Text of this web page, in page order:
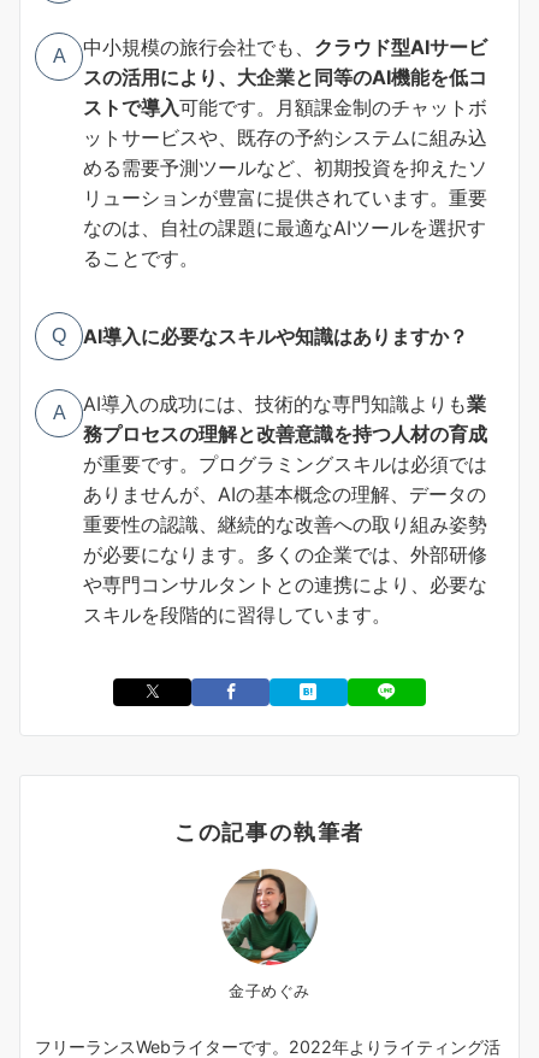
A 中小規模の旅行会社でも、 クラウド型AIサービ
スの活用により、大企業と同等のAI機能を低コ
ストで導入可能です。月額課金制のチャットボ
ットサービスや、既存の予約システムに組み込
める需要予測ツールなど、初期投資を抑えたソ
リューションが豊富に提供されています。重要
なのは、自社の課題に最適なAIツールを選択す
ることです。
Q AI導入に必要なスキルや知識はありますか？
A AI導入の成功には、技術的な専門知識よりも業
務プロセスの理解と改善意識を持つ人材の育成
が重要です。プログラミングスキルは必須では
ありませんが、AIの基本概念の理解、データの
重要性の認識、継続的な改善への取り組み姿勢
が必要になります。多くの企業では、外部研修
や専門コンサルタントとの連携により、必要な
スキルを段階的に習得しています。
この記事の執筆者
金子めぐみ
フリーランスWebライターです。2022年よりライティング活